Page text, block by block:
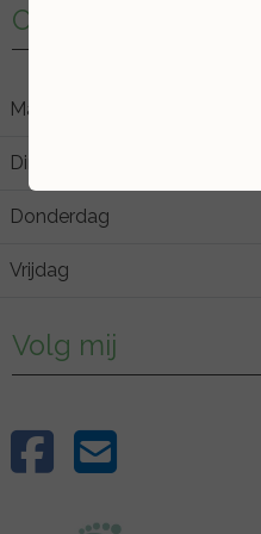
Openingstijden
Maandag
Dinsdag
Donderdag
Vrijdag
Volg mij